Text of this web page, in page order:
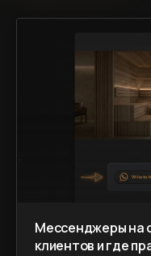
Мессенджеры на
клиентов и где